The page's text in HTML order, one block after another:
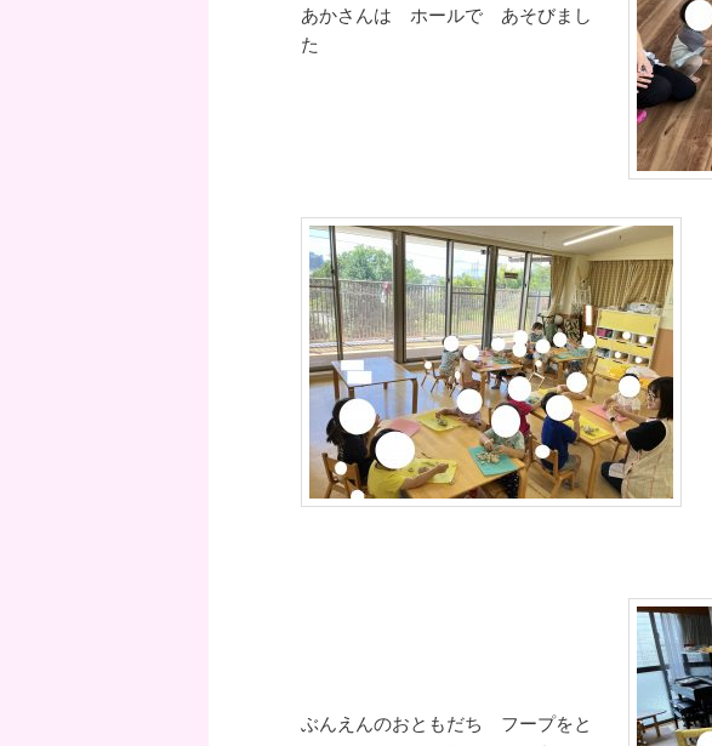
あかさんは ホールで あそびまし
た
ぶんえんのおともだち フープをと